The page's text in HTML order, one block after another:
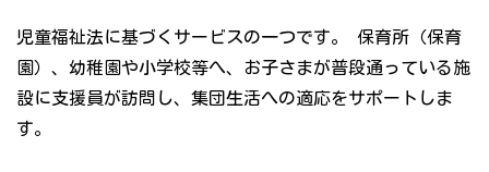
児童福祉法に基づくサービスの一つです。 保育所（保育
園）、幼稚園や小学校等へ、お子さまが普段通っている施
設に支援員が訪問し、集団生活への適応をサポートしま
す。